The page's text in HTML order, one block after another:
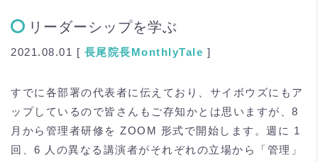
リーダーシップを学ぶ
2021.08.01 [ 長尾 院長MonthlyTale ]
すでに各部署の代表者に伝えており、サイボウズにもア
ップしているので皆さんもご存知かとは思いますが、8
月から管理者研修を ZOOM 形式で開始します。週に 1
回、6 人の異なる講演者がそれぞれの立場から「管理」